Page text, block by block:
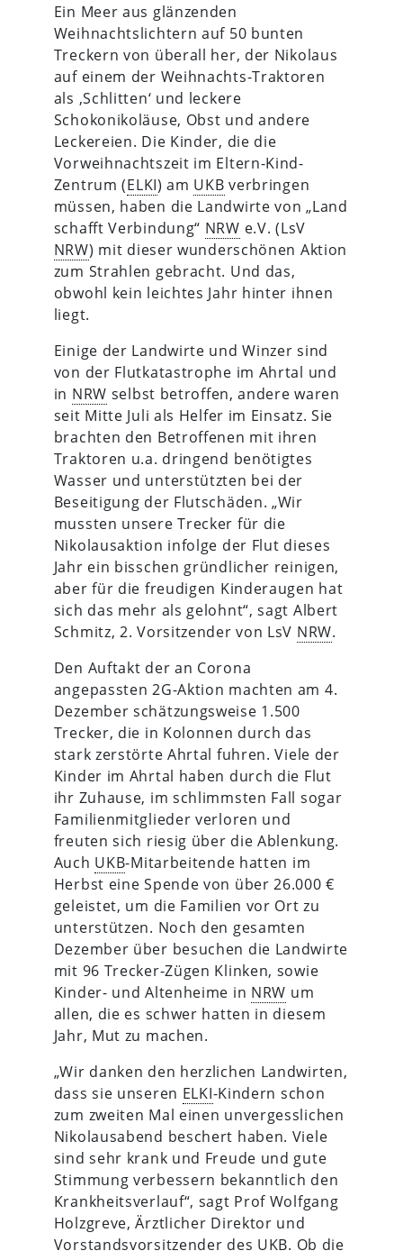
Ein Meer aus glänzenden
Weihnachtslichtern auf 50 bunten
Treckern von überall her, der Nikolaus
auf einem der Weihnachts-Traktoren
als ‚Schlitten‘ und leckere
Schokonikoläuse, Obst und andere
Leckereien. Die Kinder, die die
Vorweihnachtszeit im Eltern-Kind-
Zentrum (ELKI) am UKB verbringen
müssen, haben die Landwirte von „Land
schafft Verbindung“ NRW e.V. (LsV
NRW) mit dieser wunderschönen Aktion
zum Strahlen gebracht. Und das,
obwohl kein leichtes Jahr hinter ihnen
liegt.
Einige der Landwirte und Winzer sind
von der Flutkatastrophe im Ahrtal und
in NRW selbst betroffen, andere waren
seit Mitte Juli als Helfer im Einsatz. Sie
brachten den Betroffenen mit ihren
Traktoren u.a. dringend benötigtes
Wasser und unterstützten bei der
Beseitigung der Flutschäden. „Wir
mussten unsere Trecker für die
Nikolausaktion infolge der Flut dieses
Jahr ein bisschen gründlicher reinigen,
aber für die freudigen Kinderaugen hat
sich das mehr als gelohnt“, sagt Albert
Schmitz, 2. Vorsitzender von LsV NRW.
Den Auftakt der an Corona
angepassten 2G-Aktion machten am 4.
Dezember schätzungsweise 1.500
Trecker, die in Kolonnen durch das
stark zerstörte Ahrtal fuhren. Viele der
Kinder im Ahrtal haben durch die Flut
ihr Zuhause, im schlimmsten Fall sogar
Familienmitglieder verloren und
freuten sich riesig über die Ablenkung.
Auch UKB-Mitarbeitende hatten im
Herbst eine Spende von über 26.000 €
geleistet, um die Familien vor Ort zu
unterstützen. Noch den gesamten
Dezember über besuchen die Landwirte
mit 96 Trecker-Zügen Klinken, sowie
Kinder- und Altenheime in NRW um
allen, die es schwer hatten in diesem
Jahr, Mut zu machen.
„Wir danken den herzlichen Landwirten,
dass sie unseren ELKI-Kindern schon
zum zweiten Mal einen unvergesslichen
Nikolausabend beschert haben. Viele
sind sehr krank und Freude und gute
Stimmung verbessern bekanntlich den
Krankheitsverlauf“, sagt Prof Wolfgang
Holzgreve, Ärztlicher Direktor und
Vorstandsvorsitzender des UKB. Ob die